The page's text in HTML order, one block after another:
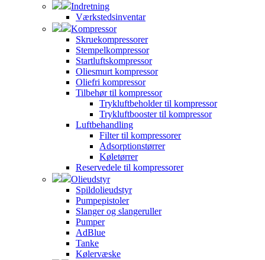
Indretning
Værkstedsinventar
Kompressor
Skruekompressorer
Stempelkompressor
Startluftskompressor
Oliesmurt kompressor
Oliefri kompressor
Tilbehør til kompressor
Trykluftbeholder til kompressor
Trykluftbooster til kompressor
Luftbehandling
Filter til kompressorer
Adsorptionstørrer
Køletørrer
Reservedele til kompressorer
Olieudstyr
Spildolieudstyr
Pumpepistoler
Slanger og slangeruller
Pumper
AdBlue
Tanke
Kølervæske